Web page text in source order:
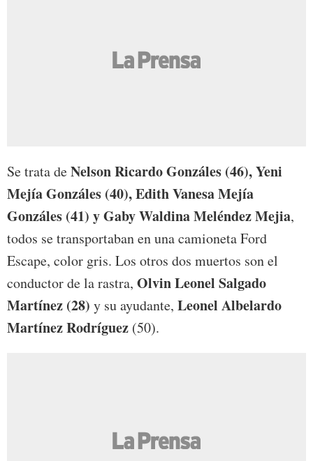
Se trata deNelson Ricardo Gonzáles (46), Yeni
Mejía Gonzáles (40), Edith Vanesa Mejía
Gonzáles (41) y Gaby Waldina Meléndez Mejia,
todos se transportaban en una camioneta Ford
Escape, color gris. Los otros dos muertos son el
conductor de la rastra, Olvin Leonel Salgado
Martínez (28) y su ayudante, Leonel Albelardo
Martínez Rodríguez (50).